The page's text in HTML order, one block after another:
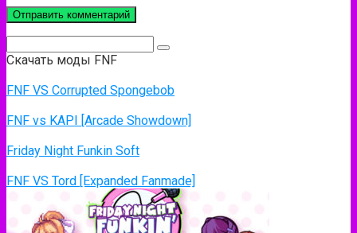
Скачать моды FNF
FNF VS Corrupted Spongebob
FNF vs KAPI [Arcade Showdown]
Friday Night Funkin Soft
FNF VS Tord [Expanded Fanmade]